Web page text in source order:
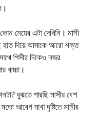
মেয়ের এটা দেখিনি। মাসী
হাত দিয়ে আমাকে আরো শক্ত
পিসীর দিকেও নজর
বুঝতে পারছি মাসীর বেশ
আবেগ মাখা দৃষ্টিতে মাসীর